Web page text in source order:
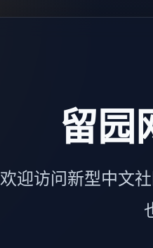
留园
欢迎访问新型中文